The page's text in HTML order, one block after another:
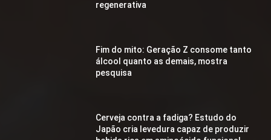
regenerativa
Fim do mito: Geração Z consome tanto
álcool quanto as demais, mostra
pesquisa
Cerveja contra a fadiga? Estudo do
Japão cria levedura capaz de produzir